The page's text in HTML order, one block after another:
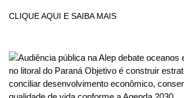
CLIQUE AQUI E SAIBA MAIS